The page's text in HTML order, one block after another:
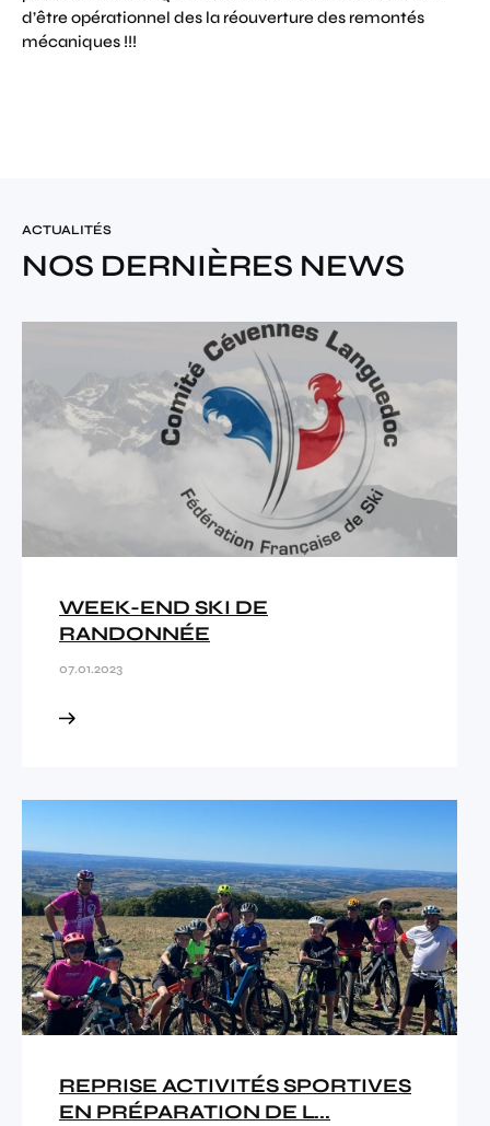
d’être opérationnel des la réouverture des remontés
mécaniques !!!
ACTUALITÉS
NOS DERNIÈRES NEWS
WEEK-END SKI DE
RANDONNÉE
07.01.2023
REPRISE ACTIVITÉS SPORTIVES
EN PRÉPARATION DE L...